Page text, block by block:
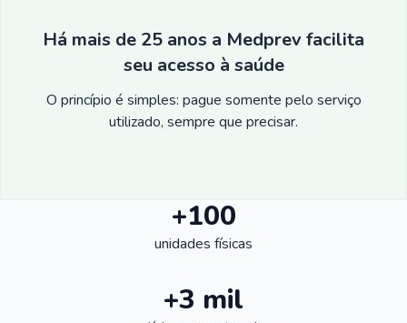
Há mais de 25 anos a Medprev facilita
seu acesso à saúde
O princípio é simples: pague somente pelo serviço
utilizado, sempre que precisar.
+100
unidades físicas
+3 mil